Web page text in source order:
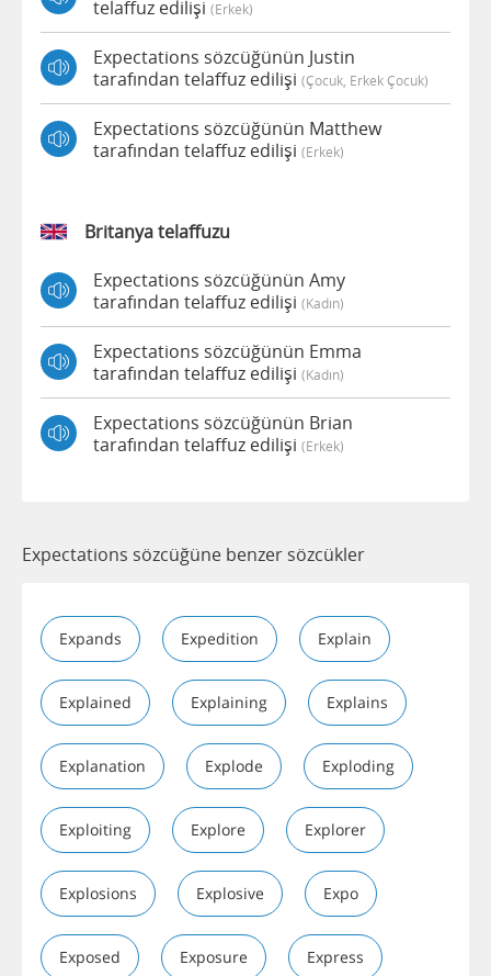
telaffuz edilişi (erkek)
Expectations sözcüğünün Justin
tarafından telaffuz edilişi (çocuk, Erkek Çocuk)
Expectations sözcüğünün Matthew
tarafından telaffuz edilişi (erkek)
Britanya telaffuzu
Expectations sözcüğünün Amy
tarafından telaffuz edilişi (kadın)
Expectations sözcüğünün Emma
tarafından telaffuz edilişi (kadın)
Expectations sözcüğünün Brian
tarafından telaffuz edilişi (erkek)
Expectations sözcüğüne benzer sözcükler
Expands Expedition Explain
Explained Explaining Explains
Explanation Explode Exploding
Exploiting Explore Explorer
Explosions Explosive Expo
Exposed Exposure Express